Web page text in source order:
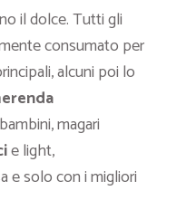
il dolce. Tutti gli
consumato per
alcuni poi lo
magari
e light,
e solo con i migliori